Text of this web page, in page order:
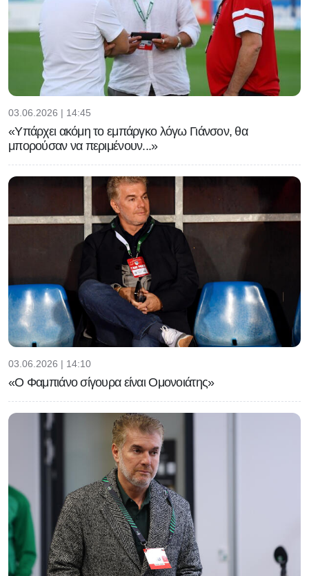
03.06.2026 | 14:45
«Υπάρχει ακόμη το εμπάργκο λόγω Γιάνσον, θα
μπορούσαν να περιμένουν...»
03.06.2026 | 14:10
«Ο Φαμπιάνο σίγουρα είναι Ομονοιάτης»